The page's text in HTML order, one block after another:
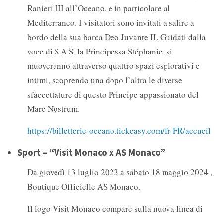
Ranieri III all’Oceano, e in particolare al
Mediterraneo. I visitatori sono invitati a salire a
bordo della sua barca Deo Juvante II. Guidati dalla
voce di S.A.S. la Principessa Stéphanie, si
muoveranno attraverso quattro spazi esplorativi e
intimi, scoprendo una dopo l’altra le diverse
sfaccettature di questo Principe appassionato del
Mare Nostrum.
https://billetterie-oceano.tickeasy.com/fr-FR/accueil
Sport – “Visit Monaco x AS Monaco”
Da giovedì 13 luglio 2023 a sabato 18 maggio 2024 ,
Boutique Officielle AS Monaco.
Il logo Visit Monaco compare sulla nuova linea di